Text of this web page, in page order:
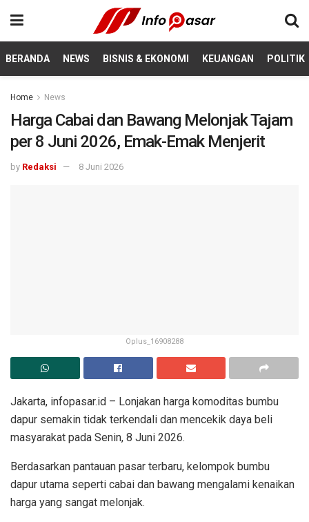
BERANDA NEWS BISNIS & EKONOMI KEUANGAN POLITIK
Home News
Harga Cabai dan Bawang Melonjak Tajam
per 8 Juni 2026, Emak-Emak Menjerit
by Redaksi 8 Juni 2026
Oplus_16908288
Jakarta, infopasar.id – Lonjakan harga komoditas bumbu
dapur semakin tidak terkendali dan mencekik daya beli
masyarakat pada Senin, 8 Juni 2026.
Berdasarkan pantauan pasar terbaru, kelompok bumbu
dapur utama seperti cabai dan bawang mengalami kenaikan
harga yang sangat melonjak.